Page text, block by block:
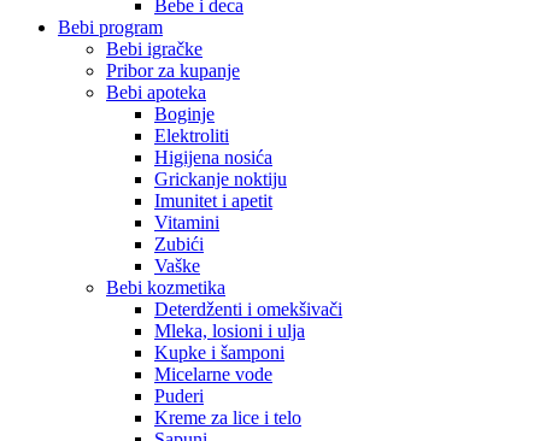
Bebe i deca
Bebi program
Bebi igračke
Pribor za kupanje
Bebi apoteka
Boginje
Elektroliti
Higijena nosića
Grickanje noktiju
Imunitet i apetit
Vitamini
Zubići
Vaške
Bebi kozmetika
Deterdženti i omekšivači
Mleka, losioni i ulja
Kupke i šamponi
Micelarne vode
Puderi
Kreme za lice i telo